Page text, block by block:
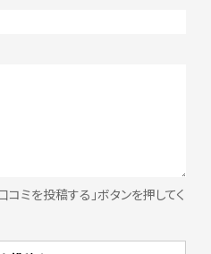
ミを投稿する」ボタンを押してく